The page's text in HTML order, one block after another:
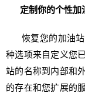
定制你的个性加
恢复您的加油站
种选项来自定义您
站的名称到内部和
的存在和您扩展的